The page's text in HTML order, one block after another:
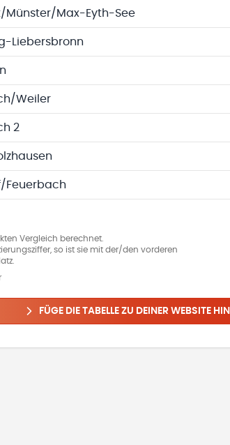
Münster/Max-Eyth-See
Liebersbronn
Weiler
2
Feuerbach
Vergleich berechnet.
so ist sie mit der/den vorderen
FÜGE DIE TABELLE ZU DEINER WEBSITE